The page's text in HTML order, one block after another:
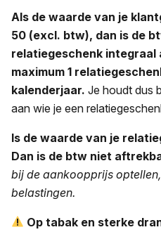
Als de waarde van je
50 (excl. btw), dan is de
relatiegeschenk integraal
maximum 1
kalenderjaar. Je houdt dus
aan wie je een
Is de waarde van je
Dan is de btw niet
bij de aankoopprijs
belastingen.
Op tabak en sterke